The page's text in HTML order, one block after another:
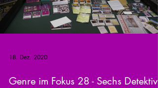
18. Dez. 2020
Genre im Fokus 28 - Sechs Detektiv